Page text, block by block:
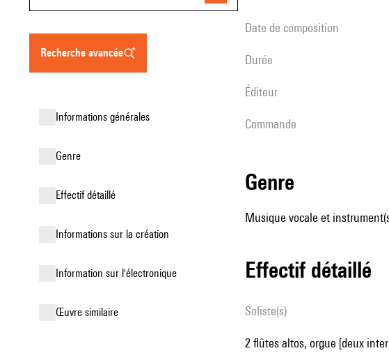
recherche avancée
informations générales
genre
effectif détaillé
informations sur la création
Information sur l'électronique
œuvre similaire
date de composition
durée
éditeur
Commande
genre
Musique vocale et
effectif détaillé
Soliste(s)
2 flûtes altos, orgue [deux